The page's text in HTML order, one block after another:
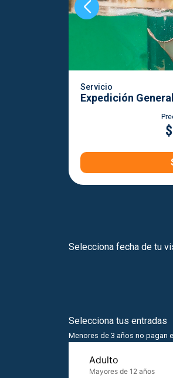
Servicio
Expedición General
Selecciona fecha de tu
Selecciona tus entradas
Menores de 3 años no pagan
Adulto
Mayores de 12 años